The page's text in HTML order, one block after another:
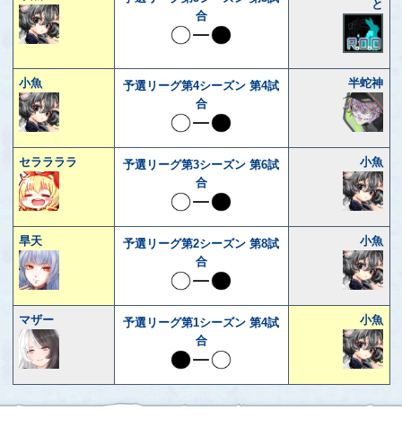
合
と
小魚
予選リーグ第4シーズン 第4試
合
半蛇神
セララララ
予選リーグ第3シーズン 第6試
合
小魚
旱天
予選リーグ第2シーズン 第8試
合
小魚
マザー
予選リーグ第1シーズン 第4試
合
小魚